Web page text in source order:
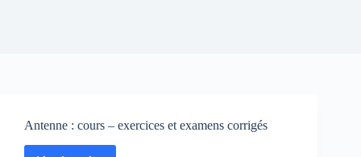
Antenne : cours – exercices et examens corrigés